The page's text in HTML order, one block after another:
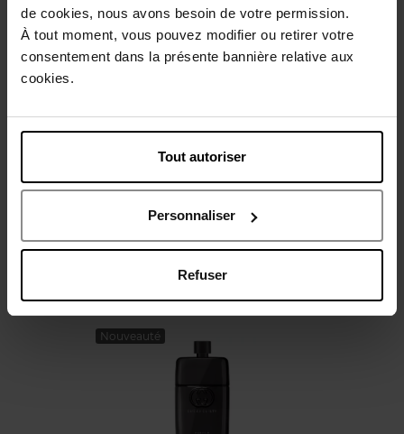
de cookies, nous avons besoin de votre permission.
À tout moment, vous pouvez modifier ou retirer votre
consentement dans la présente bannière relative aux
cookies.
Tout autoriser
Personnaliser
Refuser
Description
Caractéristiques
Politique relative aux avis des clients
Oublié quelque chose ?
Nouveauté